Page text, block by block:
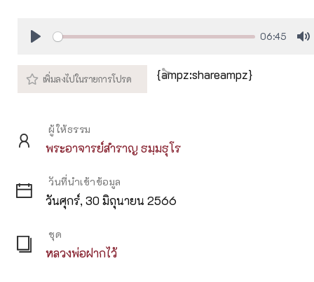
06:45
{ampz:shareampz}
ผู้ให้ธรรม
พระอาจารย์สำราญ ธมฺมธุโร
วันที่นำเข้าข้อมูล
วันศุกร์, 30 มิถุนายน 2566
ชุด
หลวงพ่อฝากไว้